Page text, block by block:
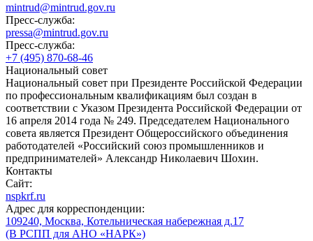
mintrud@mintrud.gov.ru
Пресс-служба:
pressa@mintrud.gov.ru
Пресс-служба:
+7 (495) 870-68-46
Национальный совет
Национальный совет при Президенте Российской Федерации
по профессиональным квалификациям был создан в
соответствии с Указом Президента Российской Федерации от
16 апреля 2014 года № 249. Председателем Национального
совета является Президент Общероссийского объединения
работодателей «Российский союз промышленников и
предпринимателей» Александр Николаевич Шохин.
Контакты
Сайт:
nspkrf.ru
Адрес для корреспонденции:
109240, Москва, Котельническая набережная д.17
(В РСПП для АНО «НАРК»)